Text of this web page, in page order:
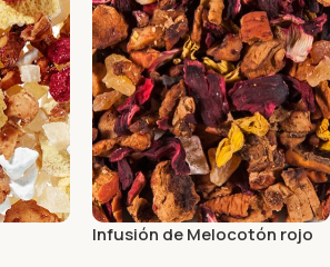
Infusión de Melocotón rojo